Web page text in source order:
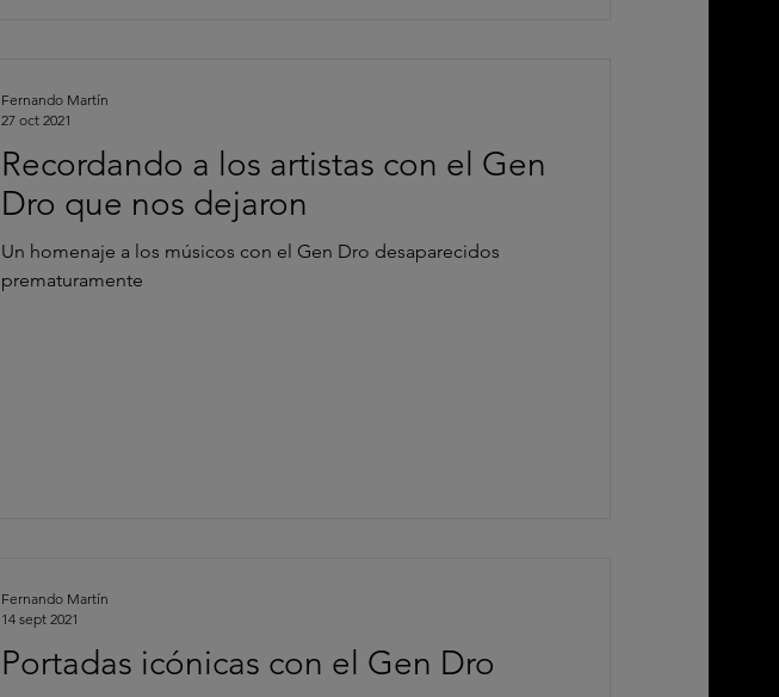
Recordando a los artistas con el Gen
Dro que nos dejaron
Un homenaje a los músicos con el Gen Dro desaparecidos
prematuramente
Fernando Martín
27 oct 2021
Portadas icónicas con el Gen Dro
Fernando Martín
14 sept 2021